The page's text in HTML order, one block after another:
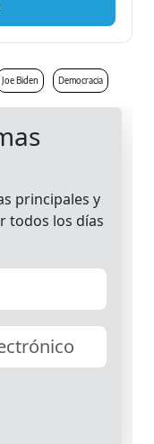
Joe Biden Democracia